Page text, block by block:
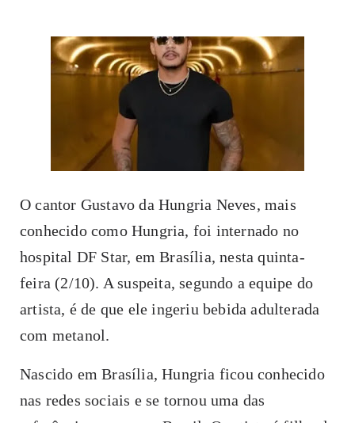
O cantor Gustavo da Hungria Neves, mais
conhecido como Hungria, foi internado no
hospital DF Star, em Brasília, nesta quinta-
feira (2/10). A suspeita, segundo a equipe do
artista, é de que ele ingeriu bebida adulterada
com metanol.
Nascido em Brasília, Hungria ficou conhecido
nas redes sociais e se tornou uma das